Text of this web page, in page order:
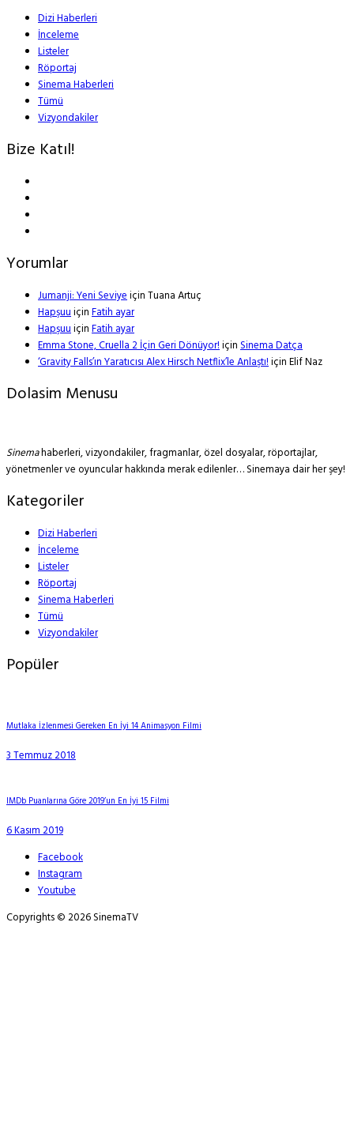
Dizi Haberleri
İnceleme
Listeler
Röportaj
Sinema Haberleri
Tümü
Vizyondakiler
Bize Katıl!
Yorumlar
Jumanji: Yeni SeviyeiçinTuana Artuç
HapşuuiçinFatih ayar
HapşuuiçinFatih ayar
Emma Stone, Cruella 2 İçin Geri Dönüyor!içinSinema Datça
‘Gravity Falls’ın Yaratıcısı Alex Hirsch Netflix’le Anlaştı!içinElif Naz
Dolasim Menusu
Sinemahaberleri, vizyondakiler, fragmanlar, özel dosyalar, röportajlar,
yönetmenler ve oyuncular hakkında merak edilenler… Sinemaya dair her şey!
Kategoriler
Dizi Haberleri
İnceleme
Listeler
Röportaj
Sinema Haberleri
Tümü
Vizyondakiler
Popüler
Mutlaka İzlenmesi Gereken En İyi 14 Animasyon Filmi
3 Temmuz 2018
IMDb Puanlarına Göre 2019’un En İyi 15 Filmi
6 Kasım 2019
Facebook
Instagram
Youtube
Copyrights © 2026 SinemaTV